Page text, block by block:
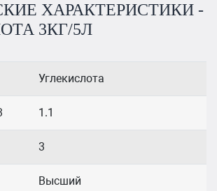
ХАРАКТЕРИСТИКИ -
3КГ/5Л
Углекислота
1.1
3
Высший